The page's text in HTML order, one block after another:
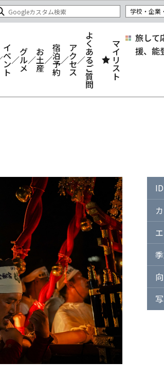
学校・企業
イ
ベ
ン
ト
グ
ル
メ
お
土
産
宿
泊
予
約
ア
ク
セ
ス
よ
く
あ
る
ご
質
問
マ
イ
リ
ス
ト
旅して
援、能
ID